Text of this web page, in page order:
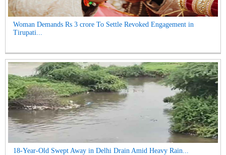
Woman Demands Rs 3 crore To Settle Revoked Engagement in
Tirupati...
18-Year-Old Swept Away in Delhi Drain Amid Heavy Rain...